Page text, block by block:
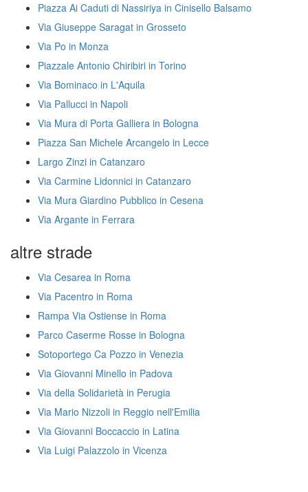
Piazza Ai Caduti di Nassiriya in Cinisello Balsamo
Via Giuseppe Saragat in Grosseto
Via Po in Monza
Piazzale Antonio Chiribiri in Torino
Via Bominaco in L'Aquila
Via Pallucci in Napoli
Via Mura di Porta Galliera in Bologna
Piazza San Michele Arcangelo in Lecce
Largo Zinzi in Catanzaro
Via Carmine Lidonnici in Catanzaro
Via Mura Giardino Pubblico in Cesena
Via Argante in Ferrara
altre strade
Via Cesarea in Roma
Via Pacentro in Roma
Rampa Via Ostiense in Roma
Parco Caserme Rosse in Bologna
Sotoportego Ca Pozzo in Venezia
Via Giovanni Minello in Padova
Via della Solidarietà in Perugia
Via Mario Nizzoli in Reggio nell'Emilia
Via Giovanni Boccaccio in Latina
Via Luigi Palazzolo in Vicenza